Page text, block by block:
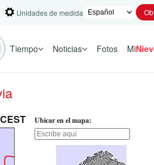
Unidades de medida
Tiempo Noticias Fotos Mi
Ubicar en el mapa: